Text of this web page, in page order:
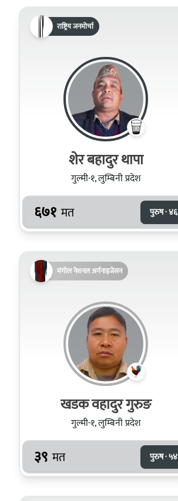
राष्ट्रिय जनमोर्चा
शेर बहादुर थापा
गुल्मी-१, लुम्बिनी प्रदेश
६७१ मत पुरुष · ४६
मंगोल नेशनल अर्गनाइजेसन
खडक वहादुर गुरुङ
गुल्मी-१, लुम्बिनी प्रदेश
३९ मत पुरुष · ५४